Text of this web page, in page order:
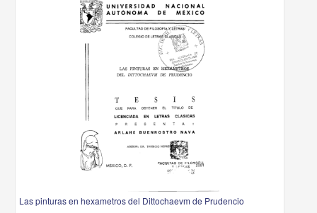
Las pinturas en hexametros del Dittochaevm de Prudencio